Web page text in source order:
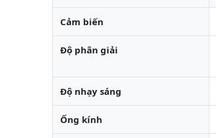
Cảm biến
Độ phân giải
Độ nhạy sáng
Ống kính